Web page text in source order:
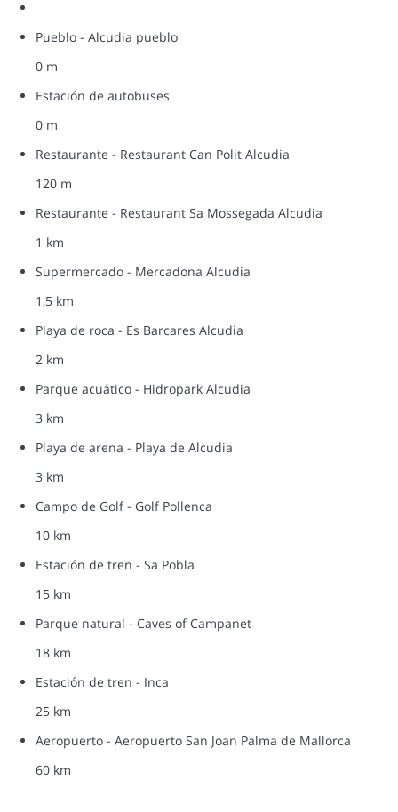
Pueblo - Alcudia pueblo
0 m
Estación de autobuses
0 m
Restaurante - Restaurant Can Polit Alcudia
120 m
Restaurante - Restaurant Sa Mossegada Alcudia
1 km
Supermercado - Mercadona Alcudia
1,5 km
Playa de roca - Es Barcares Alcudia
2 km
Parque acuático - Hidropark Alcudia
3 km
Playa de arena - Playa de Alcudia
3 km
Campo de Golf - Golf Pollenca
10 km
Estación de tren - Sa Pobla
15 km
Parque natural - Caves of Campanet
18 km
Estación de tren - Inca
25 km
Aeropuerto - Aeropuerto San Joan Palma de Mallorca
60 km